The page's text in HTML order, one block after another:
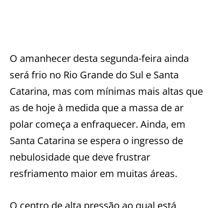
O amanhecer desta segunda-feira ainda
será frio no Rio Grande do Sul e Santa
Catarina, mas com mínimas mais altas que
as de hoje à medida que a massa de ar
polar começa a enfraquecer. Ainda, em
Santa Catarina se espera o ingresso de
nebulosidade que deve frustrar
resfriamento maior em muitas áreas.